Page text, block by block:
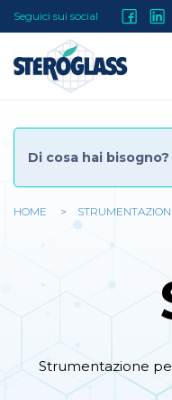
Salta
al
contenuto
principale
Tu
sei
HOME
Strumentazione
Social
Menu
Seguici sui social